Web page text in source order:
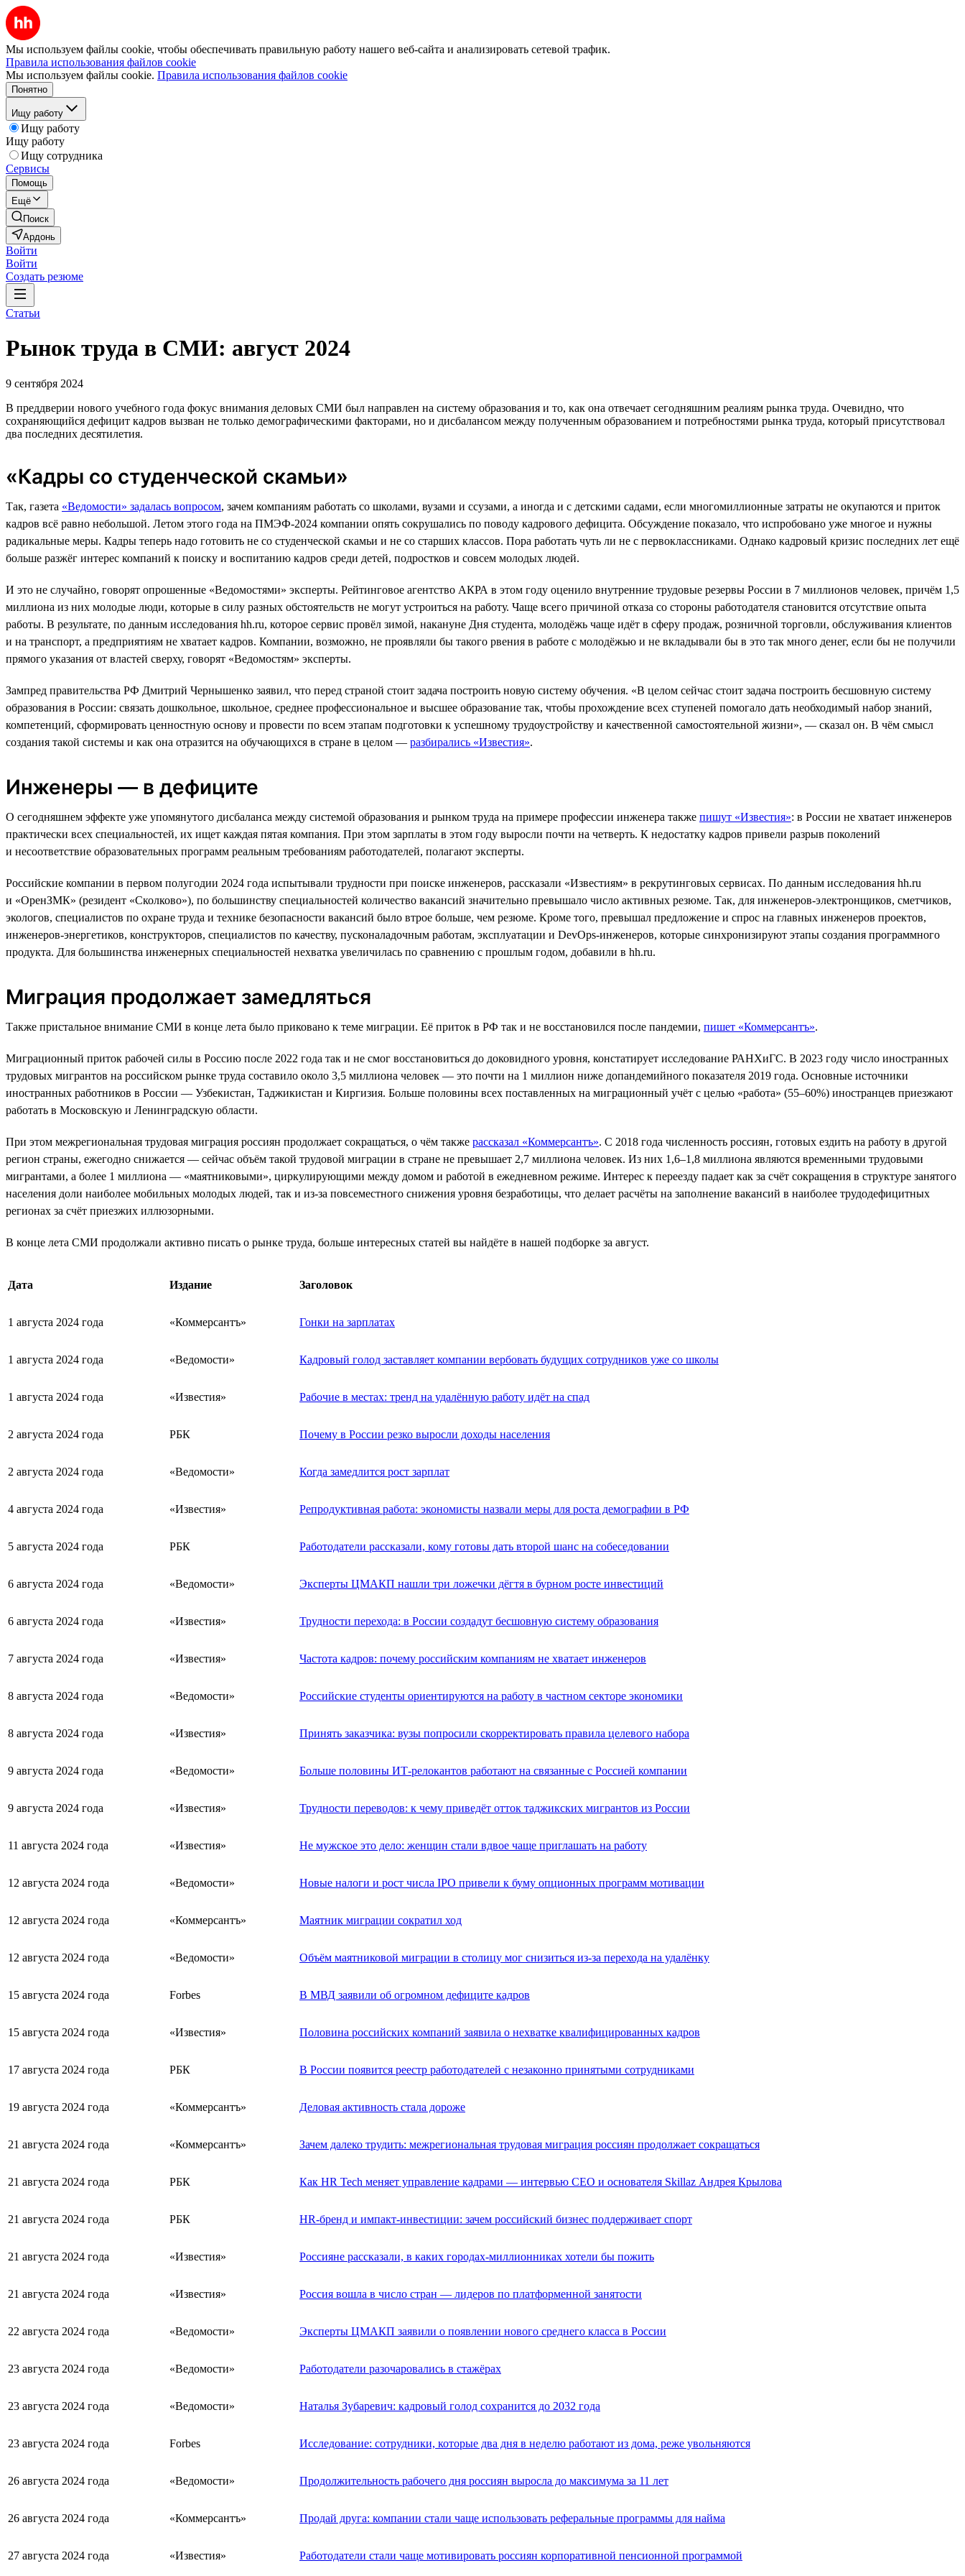
Мы используем файлы cookie, чтобы обеспечивать правильную работу нашего веб-сайта и анализировать сетевой трафик.
Правила использования файлов cookie
Мы используем файлы cookie. Правила использования файлов cookie
Понятно
Ищу работу
Ищу работу
Ищу работу
Ищу сотрудника
Сервисы
Помощь
Ещё
Поиск
Ардонь
Войти
Войти
Создать резюме
Статьи
Рынок труда в СМИ: август 2024
9 сентября 2024
В преддверии нового учебного года фокус внимания деловых СМИ был направлен на систему образования и то, как она отвечает сегодняшним реалиям рынка труда. Очевидно, что
сохраняющийся дефицит кадров вызван не только демографическими факторами, но и дисбалансом между полученным образованием и потребностями рынка труда, который присутствовал
два последних десятилетия.
«Кадры со студенческой скамьи»
Так, газета «Ведомости» задалась вопросом, зачем компаниям работать со школами, вузами и ссузами, а иногда и с детскими садами, если многомиллионные затраты не окупаются и приток
кадров всё равно небольшой. Летом этого года на ПМЭФ-2024 компании опять сокрушались по поводу кадрового дефицита. Обсуждение показало, что испробовано уже многое и нужны
радикальные меры. Кадры теперь надо готовить не со студенческой скамьи и не со старших классов. Пора работать чуть ли не с первоклассниками. Однако кадровый кризис последних лет ещё
больше разжёг интерес компаний к поиску и воспитанию кадров среди детей, подростков и совсем молодых людей.
И это не случайно, говорят опрошенные «Ведомостями» эксперты. Рейтинговое агентство АКРА в этом году оценило внутренние трудовые резервы России в 7 миллионов человек, причём 1,5
миллиона из них молодые люди, которые в силу разных обстоятельств не могут устроиться на работу. Чаще всего причиной отказа со стороны работодателя становится отсутствие опыта
работы. В результате, по данным исследования hh.ru, которое сервис провёл зимой, накануне Дня студента, молодёжь чаще идёт в сферу продаж, розничной торговли, обслуживания клиентов
и на транспорт, а предприятиям не хватает кадров. Компании, возможно, не проявляли бы такого рвения в работе с молодёжью и не вкладывали бы в это так много денег, если бы не получили
прямого указания от властей сверху, говорят «Ведомостям» эксперты.
Зампред правительства РФ Дмитрий Чернышенко заявил, что перед страной стоит задача построить новую систему обучения. «В целом сейчас стоит задача построить бесшовную систему
образования в России: связать дошкольное, школьное, среднее профессиональное и высшее образование так, чтобы прохождение всех ступеней помогало дать необходимый набор знаний,
компетенций, сформировать ценностную основу и провести по всем этапам подготовки к успешному трудоустройству и качественной самостоятельной жизни», — сказал он. В чём смысл
создания такой системы и как она отразится на обучающихся в стране в целом — разбирались «Известия».
Инженеры — в дефиците
О сегодняшнем эффекте уже упомянутого дисбаланса между системой образования и рынком труда на примере профессии инженера также пишут «Известия»: в России не хватает инженеров
практически всех специальностей, их ищет каждая пятая компания. При этом зарплаты в этом году выросли почти на четверть. К недостатку кадров привели разрыв поколений
и несоответствие образовательных программ реальным требованиям работодателей, полагают эксперты.
Российские компании в первом полугодии 2024 года испытывали трудности при поиске инженеров, рассказали «Известиям» в рекрутинговых сервисах. По данным исследования hh.ru
и «ОренЗМК» (резидент «Сколково»), по большинству специальностей количество вакансий значительно превышало число активных резюме. Так, для инженеров-электронщиков, сметчиков,
экологов, специалистов по охране труда и технике безопасности вакансий было втрое больше, чем резюме. Кроме того, превышал предложение и спрос на главных инженеров проектов,
инженеров-энергетиков, конструкторов, специалистов по качеству, пусконаладочным работам, эксплуатации и DevOps-инженеров, которые синхронизируют этапы создания программного
продукта. Для большинства инженерных специальностей нехватка увеличилась по сравнению с прошлым годом, добавили в hh.ru.
Миграция продолжает замедляться
Также пристальное внимание СМИ в конце лета было приковано к теме миграции. Её приток в РФ так и не восстановился после пандемии, пишет «Коммерсантъ».
Миграционный приток рабочей силы в Россию после 2022 года так и не смог восстановиться до доковидного уровня, констатирует исследование РАНХиГС. В 2023 году число иностранных
трудовых мигрантов на российском рынке труда составило около 3,5 миллиона человек — это почти на 1 миллион ниже допандемийного показателя 2019 года. Основные источники
иностранных работников в России — Узбекистан, Таджикистан и Киргизия. Больше половины всех поставленных на миграционный учёт с целью «работа» (55–60%) иностранцев приезжают
работать в Московскую и Ленинградскую области.
При этом межрегиональная трудовая миграция россиян продолжает сокращаться, о чём также рассказал «Коммерсантъ». С 2018 года численность россиян, готовых ездить на работу в другой
регион страны, ежегодно снижается — сейчас объём такой трудовой миграции в стране не превышает 2,7 миллиона человек. Из них 1,6–1,8 миллиона являются временными трудовыми
мигрантами, а более 1 миллиона — «маятниковыми», циркулирующими между домом и работой в ежедневном режиме. Интерес к переезду падает как за счёт сокращения в структуре занятого
населения доли наиболее мобильных молодых людей, так и из-за повсеместного снижения уровня безработицы, что делает расчёты на заполнение вакансий в наиболее трудодефицитных
регионах за счёт приезжих иллюзорными.
В конце лета СМИ продолжали активно писать о рынке труда, больше интересных статей вы найдёте в нашей подборке за август.
Дата Издание Заголовок
1 августа 2024 года «Коммерсантъ» Гонки на зарплатах
1 августа 2024 года «Ведомости» Кадровый голод заставляет компании вербовать будущих сотрудников уже со школы
1 августа 2024 года «Известия» Рабочие в местах: тренд на удалённую работу идёт на спад
2 августа 2024 года РБК Почему в России резко выросли доходы населения
2 августа 2024 года «Ведомости» Когда замедлится рост зарплат
4 августа 2024 года «Известия» Репродуктивная работа: экономисты назвали меры для роста демографии в РФ
5 августа 2024 года РБК Работодатели рассказали, кому готовы дать второй шанс на собеседовании
6 августа 2024 года «Ведомости» Эксперты ЦМАКП нашли три ложечки дёгтя в бурном росте инвестиций
6 августа 2024 года «Известия» Трудности перехода: в России создадут бесшовную систему образования
7 августа 2024 года «Известия» Частота кадров: почему российским компаниям не хватает инженеров
8 августа 2024 года «Ведомости» Российские студенты ориентируются на работу в частном секторе экономики
8 августа 2024 года «Известия» Принять заказчика: вузы попросили скорректировать правила целевого набора
9 августа 2024 года «Ведомости» Больше половины ИТ-релокантов работают на связанные с Россией компании
9 августа 2024 года «Известия» Трудности переводов: к чему приведёт отток таджикских мигрантов из России
11 августа 2024 года «Известия» Не мужское это дело: женщин стали вдвое чаще приглашать на работу
12 августа 2024 года «Ведомости» Новые налоги и рост числа IPO привели к буму опционных программ мотивации
12 августа 2024 года «Коммерсантъ» Маятник миграции сократил ход
12 августа 2024 года «Ведомости» Объём маятниковой миграции в столицу мог снизиться из-за перехода на удалёнку
15 августа 2024 года Forbes В МВД заявили об огромном дефиците кадров
15 августа 2024 года «Известия» Половина российских компаний заявила о нехватке квалифицированных кадров
17 августа 2024 года РБК В России появится реестр работодателей с незаконно принятыми сотрудниками
19 августа 2024 года «Коммерсантъ» Деловая активность стала дороже
21 августа 2024 года «Коммерсантъ» Зачем далеко трудить: межрегиональная трудовая миграция россиян продолжает сокращаться
21 августа 2024 года РБК Как HR Tech меняет управление кадрами — интервью CEO и основателя Skillaz Андрея Крылова
21 августа 2024 года РБК HR-бренд и импакт-инвестиции: зачем российский бизнес поддерживает спорт
21 августа 2024 года «Известия» Россияне рассказали, в каких городах-миллионниках хотели бы пожить
21 августа 2024 года «Известия» Россия вошла в число стран — лидеров по платформенной занятости
22 августа 2024 года «Ведомости» Эксперты ЦМАКП заявили о появлении нового среднего класса в России
23 августа 2024 года «Ведомости» Работодатели разочаровались в стажёрах
23 августа 2024 года «Ведомости» Наталья Зубаревич: кадровый голод сохранится до 2032 года
23 августа 2024 года Forbes Исследование: сотрудники, которые два дня в неделю работают из дома, реже увольняются
26 августа 2024 года «Ведомости» Продолжительность рабочего дня россиян выросла до максимума за 11 лет
26 августа 2024 года «Коммерсантъ» Продай друга: компании стали чаще использовать реферальные программы для найма
27 августа 2024 года «Известия» Работодатели стали чаще мотивировать россиян корпоративной пенсионной программой